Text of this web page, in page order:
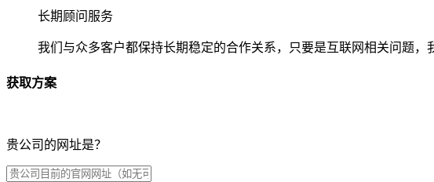
长期顾问服务
我们与众多客户都保持长期稳定的合作关系，只要是互联网相关问题
获取方案
贵公司的网址是？